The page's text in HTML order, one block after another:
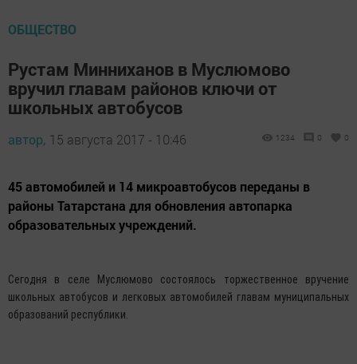
ОБЩЕСТВО
Рустам Минниханов в Муслюмово
вручил главам районов ключи от
школьных автобусов
автор, 15 августа 2017 - 10:46 1234 0 0
45 автомобилей и 14 микроавтобусов переданы в
районы Татарстана для обновления автопарка
образовательных учреждений.
Сегодня в селе Муслюмово состоялось торжественное вручение
школьных автобусов и легковых автомобилей главам муниципальных
образований республики.